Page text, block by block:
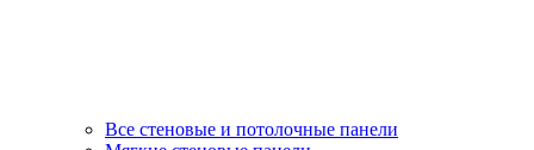
Все стеновые и потолочные панели